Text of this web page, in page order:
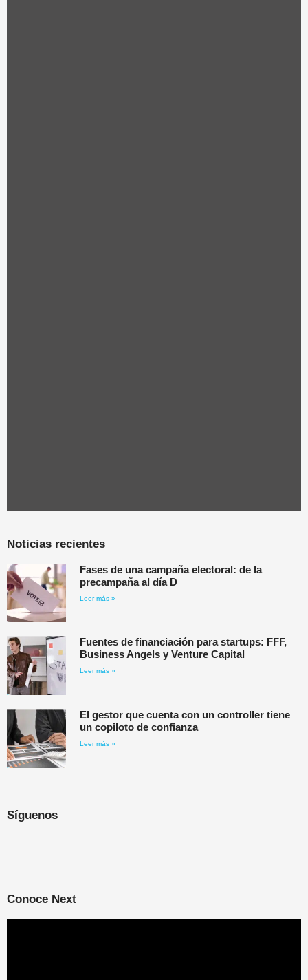
Noticias recientes
Fases de una campaña electoral: de la
precampaña al día D
Leer más »
Fuentes de financiación para startups: FFF,
Business Angels y Venture Capital
Leer más »
El gestor que cuenta con un controller tiene
un copiloto de confianza
Leer más »
Síguenos
Conoce Next